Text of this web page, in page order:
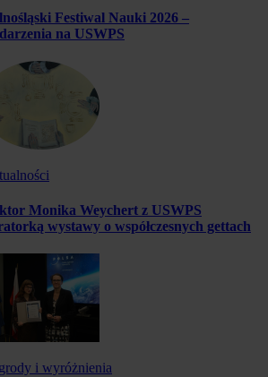
Festiwal Nauki 2026 –
na USWPS
Monika Weychert z USWPS
wystawy o współczesnych gettach
i wyróżnienia